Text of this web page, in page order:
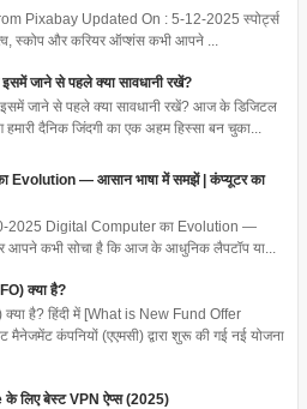
Pixabay Updated On : 5-12-2025 स्पोर्ट्स
स्कोप और करियर ऑप्शंस कभी आपने ...
जाने से पहले क्या सावधानी रखें?
जाने से पहले क्या सावधानी रखें? आज के डिजिटल
दैनिक जिंदगी का एक अहम हिस्सा बन चुका...
Evolution — आसान भाषा में समझें | कंप्यूटर का
2025 Digital Computer का Evolution —
आपने कभी सोचा है कि आज के आधुनिक लैपटॉप या...
क्या है?
है? हिंदी में [What is New Fund Offer
कंपनियों (एएमसी) द्वारा शुरू की गई नई योजना
लिए बेस्ट VPN ऐप्स (2025)